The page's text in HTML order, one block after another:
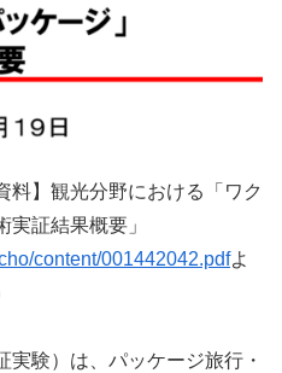
料】観光分野における「ワク
証結果概要」
content/001442042.pdfよ
験）は、パッケージ旅行・